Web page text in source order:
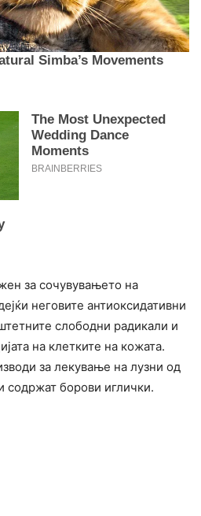
за сочувувањето на
неговите антиоксидативни
слободни радикали и
на клетките на кожата.
за лекување на лузни од
содржат борови иглички.